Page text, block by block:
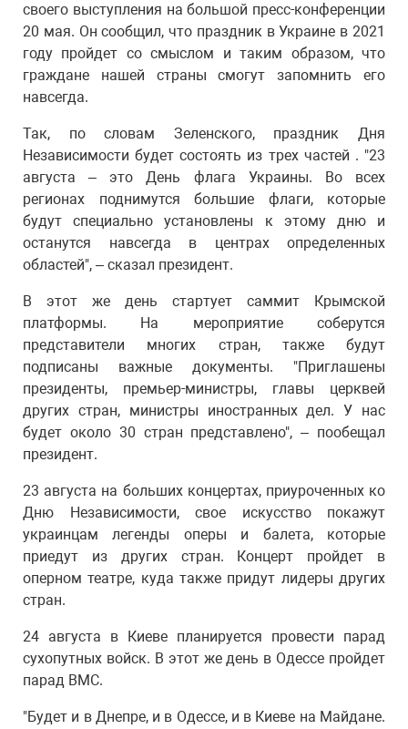
своего выступления на большой пресс-конференции
20 мая. Он сообщил, что праздник в Украине в 2021
году пройдет со смыслом и таким образом, что
граждане нашей страны смогут запомнить его
навсегда.
Так, по словам Зеленского, праздник Дня
Независимости будет состоять из трех частей . "23
августа – это День флага Украины. Во всех
регионах поднимутся большие флаги, которые
будут специально установлены к этому дню и
останутся навсегда в центрах определенных
областей", – сказал президент.
В этот же день стартует саммит Крымской
платформы. На мероприятие соберутся
представители многих стран, также будут
подписаны важные документы. "Приглашены
президенты, премьер-министры, главы церквей
других стран, министры иностранных дел. У нас
будет около 30 стран представлено", – пообещал
президент.
23 августа на больших концертах, приуроченных ко
Дню Независимости, свое искусство покажут
украинцам легенды оперы и балета, которые
приедут из других стран. Концерт пройдет в
оперном театре, куда также придут лидеры других
стран.
24 августа в Киеве планируется провести парад
сухопутных войск. В этот же день в Одессе пройдет
парад ВМС.
"Будет и в Днепре, и в Одессе, и в Киеве на Майдане.